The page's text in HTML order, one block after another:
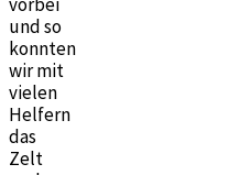
und so
konnten
wir mit
vielen
Helfern
das
Zelt